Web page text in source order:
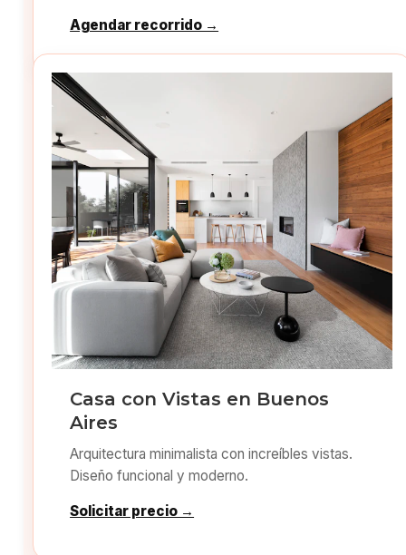
Agendar recorrido →
Casa con Vistas en Buenos
Aires
Arquitectura minimalista con increíbles vistas.
Diseño funcional y moderno.
Solicitar precio →